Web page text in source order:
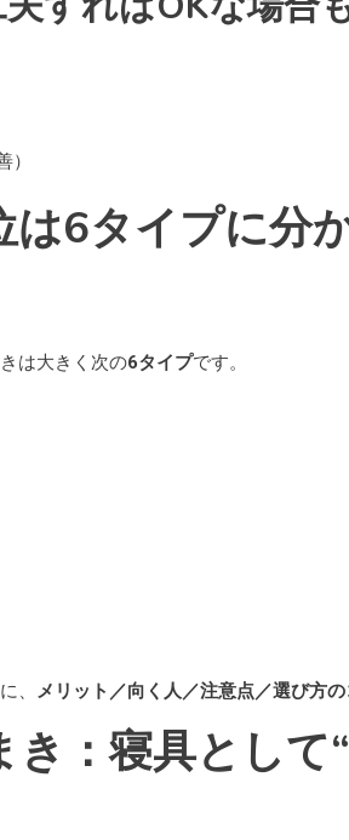
6タイプに分
は大きく次の6タイプです。
、 メリット／向く人／注意点／選び方の
：寝具として